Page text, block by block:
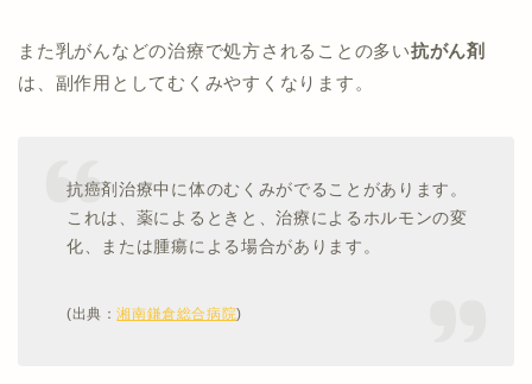
また乳がんなどの治療で処方されることの多い抗がん剤
は、副作用としてむくみやすくなります。
抗癌剤治療中に体のむくみがでることがあります。
これは、薬によるときと、治療によるホルモンの変
化、または腫瘍による場合があります。
(出典：湘南鎌倉総合病院)